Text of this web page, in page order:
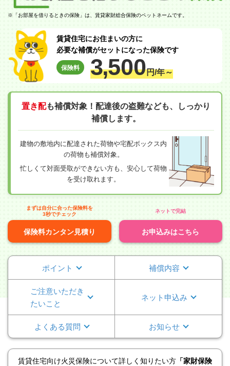
※ 「お部屋を借りるときの保険」は、賃貸家財総合保険のペットネームです。
賃貸住宅にお住まいの方に
必要な補償がセットになった保険です
保険料 3,500円/年～
置き配も補償対象！配達後の盗難なども、しっかり
補償します。
建物の敷地内に配達された荷物や宅配ボックス内
の荷物も補償対象。
忙しくて対面受取ができない方も、安心して荷物
を受け取れます。
まずは自分に合った保険料を
3秒でチェック
保険料カンタン見積り
ネットで完結
お申込みはこちら
ポイント 補償内容
ご注意いただき
たいこと
ネット申込み
よくある質問 お知らせ
賃貸住宅向け火災保険について詳しく知りたい方 「家財保険